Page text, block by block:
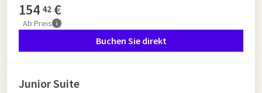
154 42 €
Ab Preis
Buchen Sie direkt
Junior Suite